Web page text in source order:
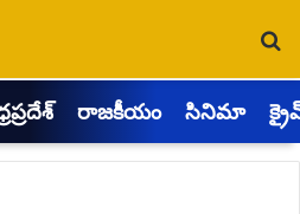
రాజకీయం సినిమా